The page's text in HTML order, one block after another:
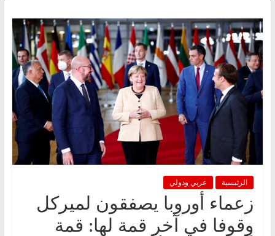
الرئيسية عربي ودولي
زعماء أوروبا يصفقون لميركل
وقوفا في آخر قمة لها: قمة